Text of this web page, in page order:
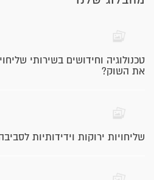
טכנולוגיה וחידושים בשירותי
את השוק?
שליחויות ירוקות וידידותיות